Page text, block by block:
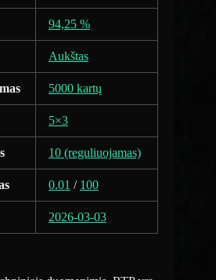
94,25 %
Aukštas
5000 kartų
5×3
10 (reguliuojamas)
0.01 / 100
2026-03-03